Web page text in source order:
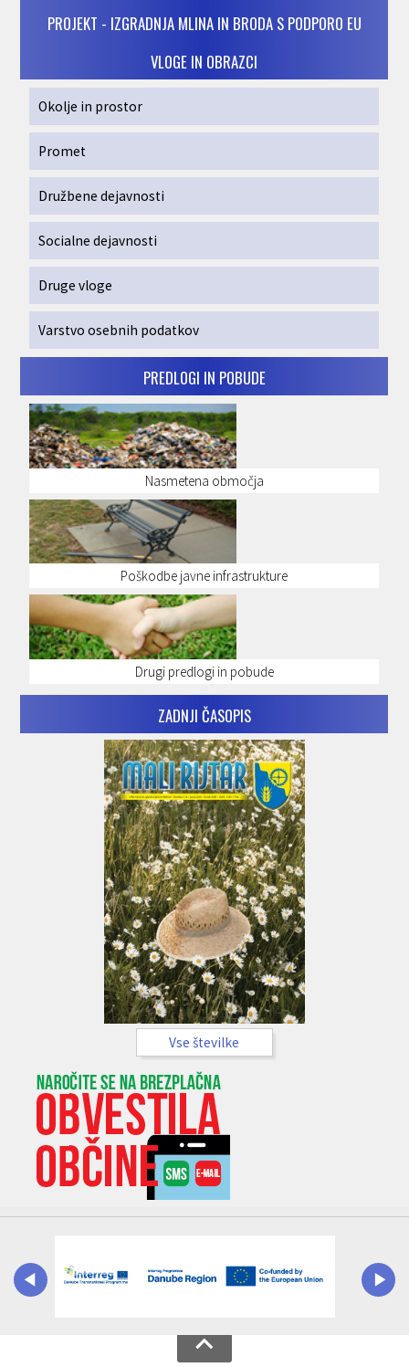
PROJEKT - IZGRADNJA MLINA IN BRODA S PODPORO EU
VLOGE IN OBRAZCI
Okolje in prostor
Promet
Družbene dejavnosti
Socialne dejavnosti
Druge vloge
Varstvo osebnih podatkov
PREDLOGI IN POBUDE
Nasmetena območja
Poškodbe javne infrastrukture
Drugi predlogi in pobude
ZADNJI ČASOPIS
Vse številke